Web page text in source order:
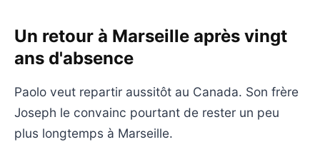
Un retour à Marseille après vingt
ans d'absence
Paolo veut repartir aussitôt au Canada. Son frère
Joseph le convainc pourtant de rester un peu
plus longtemps à Marseille.